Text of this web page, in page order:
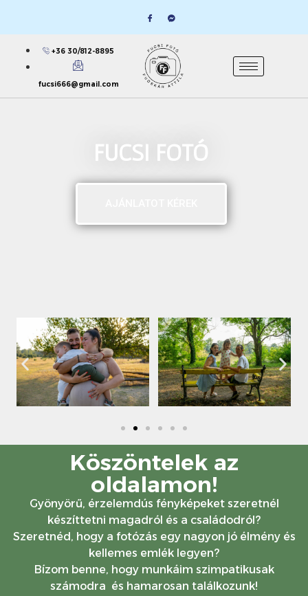
+36 30/812-8895
fucsi666@gmail.com
FUCSI FOTÓ
Köszöntelek az
oldalamon!
Gyönyörű, érzelemdús fényképeket szeretnél
készíttetni magadról és a családodról?
Szeretnéd, hogy a fotózás egy nagyon jó élmény és
kellemes emlék legyen?
Bízom benne, hogy munkáim szimpatikusak
számodra és hamarosan találkozunk!